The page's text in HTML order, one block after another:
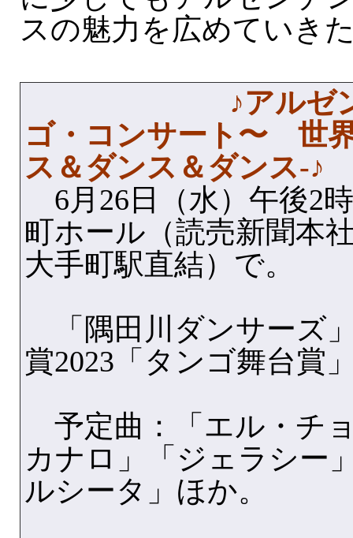
スの魅力を広めていき
♪アルゼ
ゴ・コンサート〜 世
ス＆ダンス＆ダンス‐♪
6月26日（水）午後2
町ホール（読売新聞本
大手町駅直結）で。
「隅田川ダンサーズ
賞2023「タンゴ舞台賞
予定曲：「エル・チ
カナロ」「ジェラシー
ルシータ」ほか。